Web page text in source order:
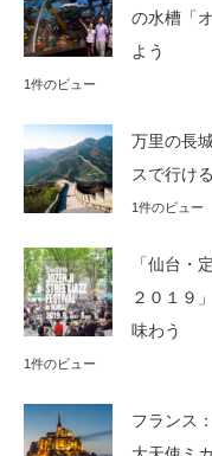
の水槽「
よう
1件のビュー
万里の長
スで行け
1件のビュー
「仙台・
２０１９
味わう
1件のビュー
フランス